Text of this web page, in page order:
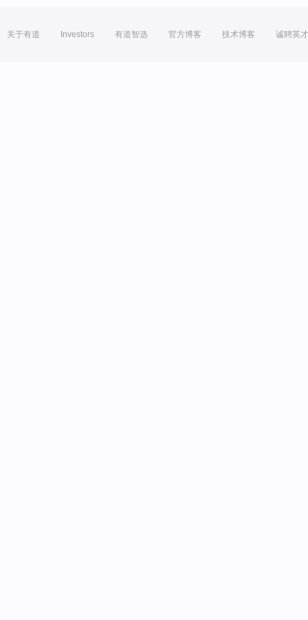
关于有道 Investors 有道智选 官方博客 技术博客 诚聘英才